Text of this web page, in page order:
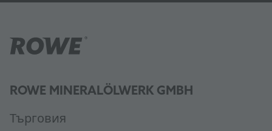
ROWE MINERALÖLWERK GMBH
Търговия